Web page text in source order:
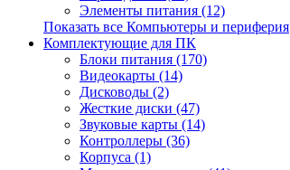
Элементы питания (12)
Показать все Компьютеры и периферия
Комплектующие для ПК
Блоки питания (170)
Видеокарты (14)
Дисководы (2)
Жесткие диски (47)
Звуковые карты (14)
Контроллеры (36)
Корпуса (1)